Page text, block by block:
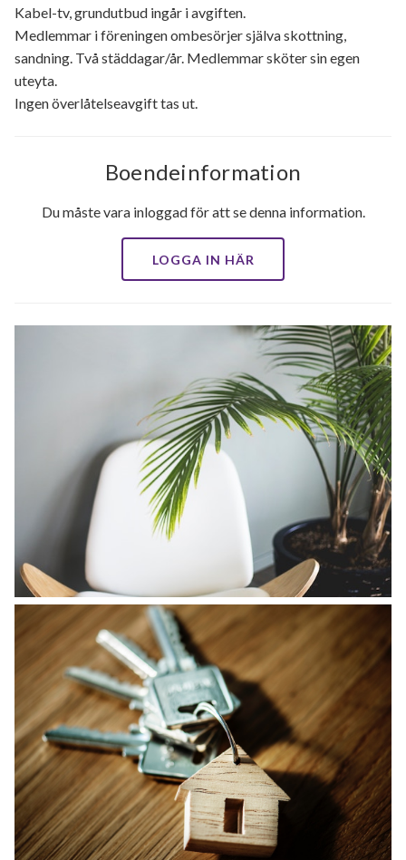
Kabel-tv, grundutbud ingår i avgiften.
Medlemmar i föreningen ombesörjer själva skottning,
sandning. Två städdagar/år. Medlemmar sköter sin egen
uteyta.
Ingen överlåtelseavgift tas ut.
Boendeinformation
Du måste vara inloggad för att se denna information.
LOGGA IN HÄR